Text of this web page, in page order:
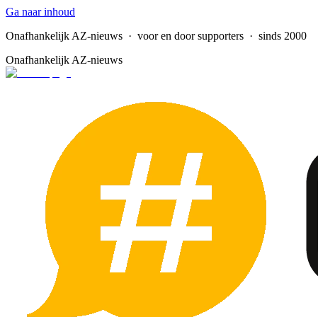
Ga naar inhoud
Onafhankelijk AZ-nieuws · voor en door supporters · sinds 2000
Onafhankelijk AZ-nieuws